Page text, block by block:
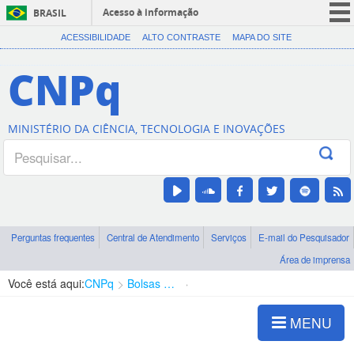
BRASIL
Acesso à informação
CORONAVÍRUS (COVID-19)
Canais
ACESSIBILIDADE ALTO CONTRASTE MAPA DO SITE
CNPq
MINISTÉRIO DA CIÊNCIA, TECNOLOGIA E INOVAÇÕES
Perguntas frequentes Central de Atendimento Serviços
E-mail do Pesquisador
Área de imprensa
Você está aqui:CNPq Bolsas e Auxílios Vigentes
MENU